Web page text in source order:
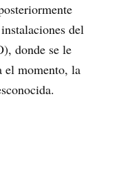
del
donde se le
el momento, la